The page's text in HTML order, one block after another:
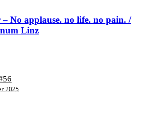
No applause. no life. no pain. /
Linz
2025